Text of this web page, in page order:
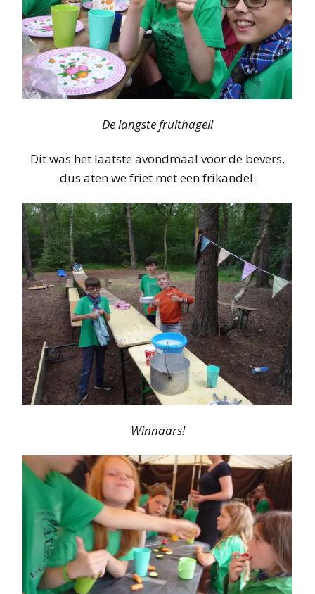
De langste fruithagel!
Dit was het laatste avondmaal voor de bevers,
dus aten we friet met een frikandel.
Winnaars!